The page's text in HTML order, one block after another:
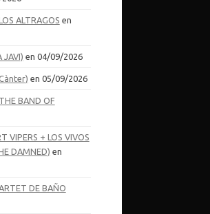
ALTRAGOS en
JAVI) en 04/09/2026
en 05/09/2026
BAND OF
VIPERS + LOS VIVOS
DAMNED) en
DE BAÑO